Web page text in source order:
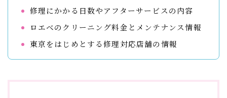
修理にかかる日数やアフターサービスの内容
ロエベのクリーニング料金とメンテナンス情報
東京をはじめとする修理対応店舗の情報